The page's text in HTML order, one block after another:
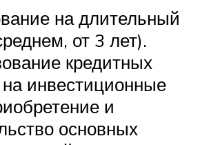
на длительный
от 3 лет).
кредитных
на инвестиционные
и
основных